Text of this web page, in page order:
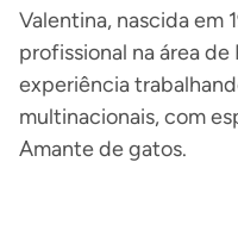
Valentina, nascida em
profissional na área de
experiência
multinacionais, com
Amante de gatos.